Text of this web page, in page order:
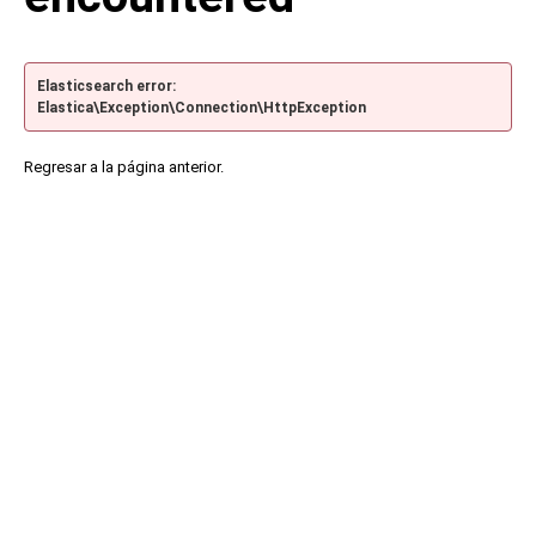
Elasticsearch error:
Elastica\Exception\Connection\HttpException
Regresar a la página anterior.